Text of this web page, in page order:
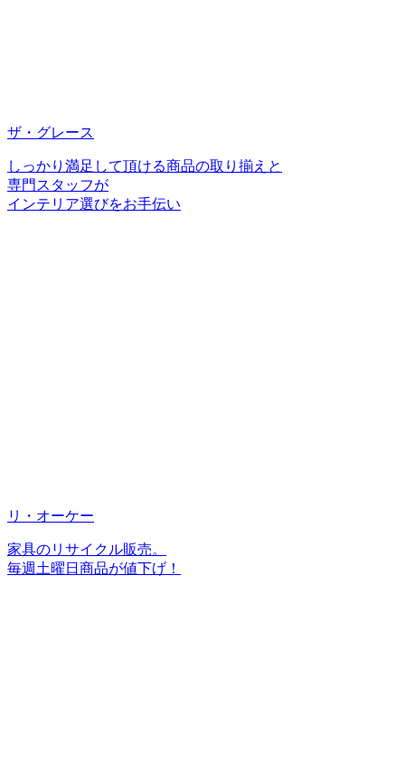
ザ・グレース
しっかり満足して頂ける商品の取り揃えと
専門スタッフが
インテリア選びをお手伝い
リ・オーケー
家具のリサイクル販売。
毎週土曜日商品が値下げ！